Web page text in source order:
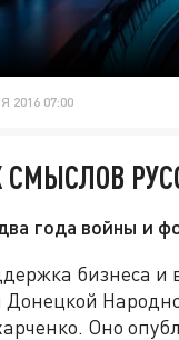
2016 07:00
СМЫСЛОВ
года войны и
бизнеса
Донецкой
Оно